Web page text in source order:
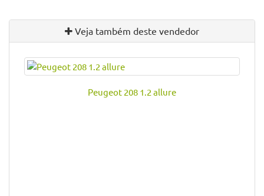
Veja também deste vendedor
Peugeot 208 1.2 allure